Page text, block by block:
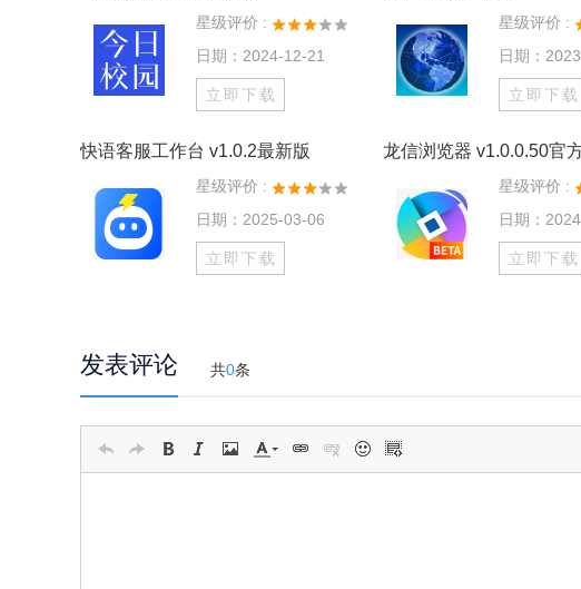
星级评价 :
日期：2024-12-21
立即下载
星级评价 :
日期：
立即下载
快语客服工作台 v1.0.2最新版
星级评价 :
日期：2025-03-06
立即下载
龙信浏览器 v1.0.0.50官
星级评价 :
日期：
立即下载
发表评论 共0条